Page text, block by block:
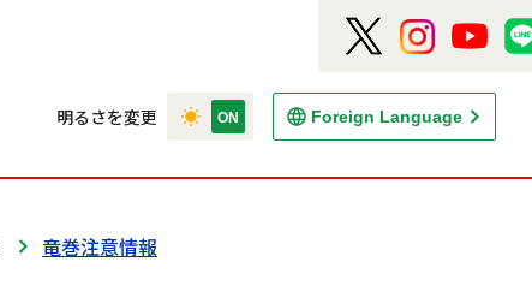
明るさを変更 Foreign Language
竜巻注意情報